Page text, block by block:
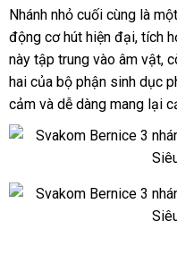
massage
điểm
G
Svakom
Bernice
dương
vật
giả
nhánh
rồng
Nhánh nhỏ cuối cùng là
động cơ hút hiện đạiHàn
Quốc
, tích
này tập trung vào âm vật,
hai giảm
giá
của bộ phận sinh dục
cảm có
nên
và dễ dàng mang lại
Svakom